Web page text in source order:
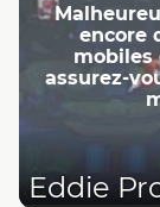
encore
mobiles
assurez-
Eddie